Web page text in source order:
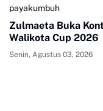
payakumbuh
Zulmaeta Buka
Walikota Cup 2026
Senin, Agustus 03, 2026